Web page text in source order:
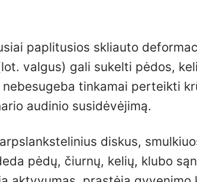
paplitusios skliauto
valgus) gali sukelti pėdos,
tinkamai perteikti
audinio susidėvėjimą.
diskus,
pėdų, čiurnų, kelių, klubo